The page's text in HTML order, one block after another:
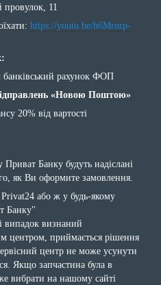
провулок, 11
https://youtu.be/h6Mrnrp-
рахунок ФОП
«Новою Поштою»
20% від вартості
Банку будуть надіслані
як Ви оформите замовлення.
або ж у будь-якому
Банку"
випадок визнаний
центром, приймається рішення
центр не може усунути
Якщо запчастина була в
вибрати на нашому сайті